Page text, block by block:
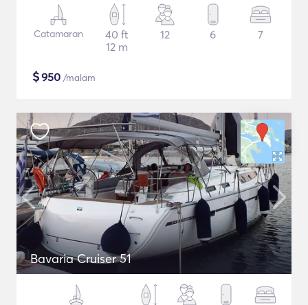
Catamaran
40 ft
12 m
12 6 7
$950 /malam
Bavaria Cruiser 51